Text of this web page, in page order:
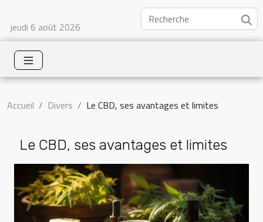
jeudi 6 août 2026
Accueil Divers Le CBD, ses avantages et limites
Le CBD, ses avantages et limites